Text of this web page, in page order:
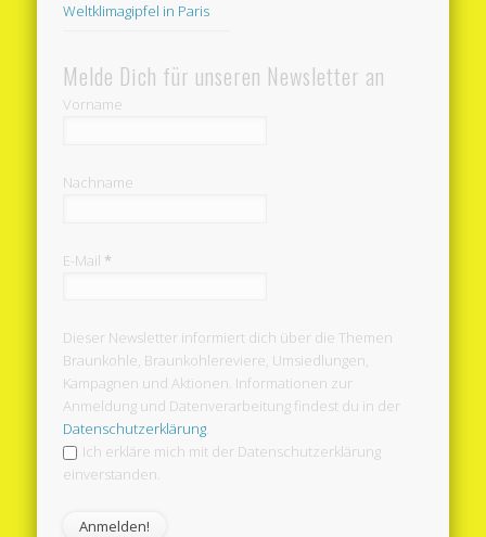
Weltklimagipfel in Paris
Melde Dich für unseren Newsletter an
Vorname
Nachname
E-Mail *
Dieser Newsletter informiert dich über die Themen
Braunkohle, Braunkohlereviere, Umsiedlungen,
Kampagnen und Aktionen. Informationen zur
Anmeldung und Datenverarbeitung findest du in der
Datenschutzerklärung.
Ich erkläre mich mit der Datenschutzerklärung
einverstanden.